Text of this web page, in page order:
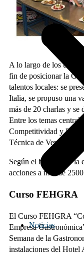
Noticias
A lo largo de los
fin de posicionar la
talentos locales: se
Italia, se propuso una
más de 20 charlas y
Entre los temas
Competitividad y
Técnica de Ventas –
Según el balance de la
acciones a más de
Curso FEHGRA
El Curso FEHGRA
Empresa
Semana de la
instalaciones del Hotel